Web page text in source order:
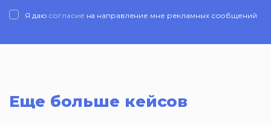
Я даю согласие на направление мне рекламных сообщений
Еще больше кейсов